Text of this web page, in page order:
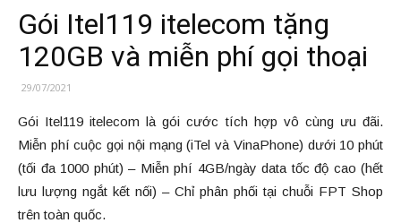
Gói Itel119 itelecom tặng
120GB và miễn phí gọi thoại
29/07/2021
Gói Itel119 itelecom là gói cước tích hợp vô cùng ưu đãi.
Miễn phí cuộc gọi nội mạng (iTel và VinaPhone) dưới 10 phút
(tối đa 1000 phút) – Miễn phí 4GB/ngày data tốc độ cao (hết
lưu lượng ngắt kết nối) – Chỉ phân phối tại chuỗi FPT Shop
trên toàn quốc.